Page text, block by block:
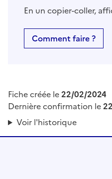
En un copier-coller,
Comment faire ?
Fiche créée le22/02/2024
Dernière confirmation le
Voir l'historique